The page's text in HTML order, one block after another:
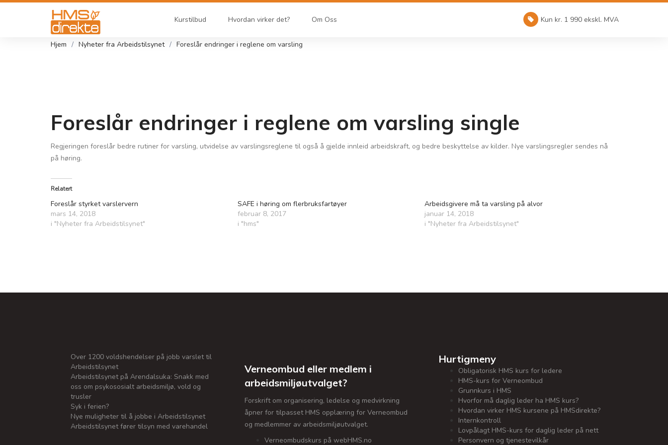
Kurstilbud Hvordan virker det? Om Oss Kun kr. 1 990 ekskl. MVA
Hjem Nyheter fra Arbeidstilsynet Foreslår endringer i reglene om varsling
Foreslår endringer i reglene om varsling single
Regjeringen foreslår bedre rutiner for varsling, utvidelse av varslingsreglene til også å gjelde innleid arbeidskraft, og bedre beskyttelse av kilder. Nye varslingsregler sendes nå
på høring.
Relatert
Foreslår styrket varslervern
mars 14, 2018
i "Nyheter fra Arbeidstilsynet"
SAFE i høring om flerbruksfartøyer
februar 8, 2017
i "hms"
Arbeidsgivere må ta varsling på alvor
januar 14, 2018
i "Nyheter fra Arbeidstilsynet"
Over 1200 voldshendelser på jobb varslet til
Arbeidstilsynet
Arbeidstilsynet på Arendalsuka: Snakk med
oss om psykososialt arbeidsmiljø, vold og
trusler
Syk i ferien?
Nye muligheter til å jobbe i Arbeidstilsynet
Arbeidstilsynet fører tilsyn med varehandel
Verneombud eller medlem i
arbeidsmiljøutvalget?
Forskrift om organisering, ledelse og medvirkning
åpner for tilpasset HMS opplæring for Verneombud
og medlemmer av arbeidsmiljøutvalget.
Verneombudskurs på webHMS.no
Hurtigmeny
Obligatorisk HMS kurs for ledere
HMS-kurs for Verneombud
Grunnkurs i HMS
Hvorfor må daglig leder ha HMS kurs?
Hvordan virker HMS kursene på HMSdirekte?
Internkontroll
Lovpålagt HMS-kurs for daglig leder på nett
Personvern og tjenestevilkår